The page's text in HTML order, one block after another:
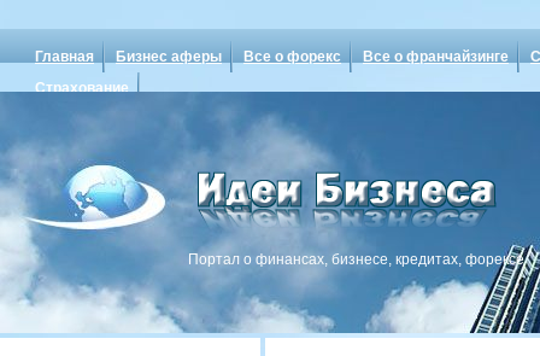
Главная Бизнес аферы Все о форекс Все о франчайзинге
Страхование
Портал о финансах, бизнесе, кредитах, форексе